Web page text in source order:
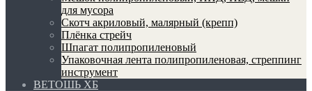
для мусора
Скотч акриловый, малярный (крепп)
Плёнка стрейч
Шпагат полипропиленовый
Упаковочная лента полипропиленовая, стреппинг
инструмент
ВЕТОШЬ ХБ